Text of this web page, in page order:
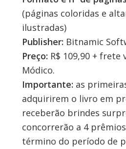
(páginas coloridas e
ilustradas)
Publisher: Bitnamic
Preço: R$ 109,90 + frete
Módico.
Importante: as
adquirirem o livro em
receberão brindes
concorrerão a 4
término do período de